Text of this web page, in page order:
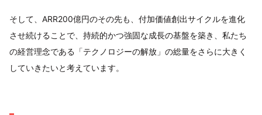
そして、ARR200億円のその先も、付加価値創出サイクルを進化
させ続けることで、持続的かつ強固な成長の基盤を築き、私たち
の経営理念である「テクノロジーの解放」の総量をさらに大きく
していきたいと考えています。